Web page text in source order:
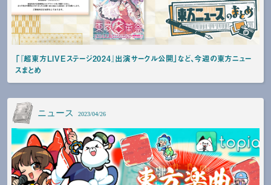
「『超東方LIVEステージ2024』出演サークル公開」など、今週の東方ニュー
スまとめ
ニュース 2023/04/26